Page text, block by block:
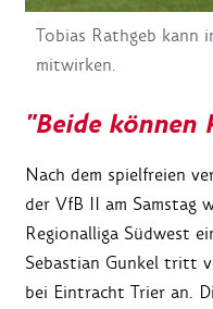
Tobias Rathgeb kann
mitwirken.
"Beide können
Nach dem spielfreien
der VfB II am Samstag
Regionalliga Südwest
Sebastian Gunkel tritt
bei Eintracht Trier an.